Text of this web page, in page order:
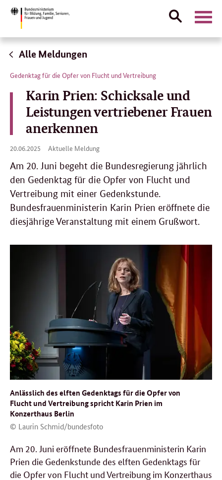
Direktlink:
Suche
Alle Meldungen
Gedenktag für die Opfer von Flucht und Vertreibung
Karin Prien: Schicksale und
Leistungen vertriebener Frauen
anerkennen
20.06.2025
20.
2025
Aktuelle Meldung
Am 20. Juni begeht die Bundesregierung jährlich
den Gedenktag für die Opfer von Flucht und
Vertreibung mit einer Gedenkstunde.
Bundesfrauenministerin Karin Prien eröffnete die
diesjährige Veranstaltung mit einem Grußwort.
Anlässlich des elften Gedenktags für die Opfer von
Flucht und Vertreibung spricht Karin Prien im
Konzerthaus Berlin
© Laurin Schmid/bundesfoto
Am 20. Juni eröffnete Bundesfrauenministerin Karin
Prien die Gedenkstunde des elften Gedenktags für
die Opfer von Flucht und Vertreibung im Konzerthaus